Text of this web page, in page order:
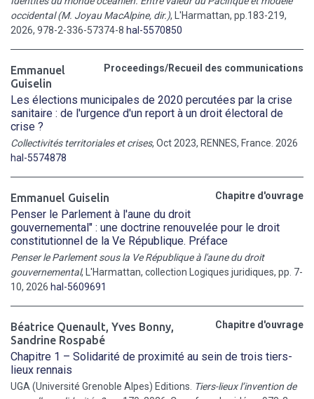
occidental (M. Joyau MacAlpine, dir.), L'Harmattan, pp.183-219,
2026, 978-2-336-57374-8 hal-5570850
Proceedings/Recueil des communications
Emmanuel
Guiselin
Les élections municipales de 2020 percutées par la crise
sanitaire : de l'urgence d'un report à un droit électoral de
crise ?
Collectivités territoriales et crises, Oct 2023, RENNES, France. 2026
hal-5574878
Chapitre d'ouvrage
Emmanuel Guiselin
Penser le Parlement à l'aune du droit
gouvernemental" : une doctrine renouvelée pour le droit
constitutionnel de la Ve République. Préface
Penser le Parlement sous la Ve République à l'aune du droit
gouvernemental, L'Harmattan, collection Logiques juridiques, pp. 7-
10, 2026 hal-5609691
Chapitre d'ouvrage
Béatrice Quenault, Yves Bonny,
Sandrine Rospabé
Chapitre 1 – Solidarité de proximité au sein de trois tiers-
lieux rennais
UGA (Université Grenoble Alpes) Editions. Tiers-lieux l’invention de